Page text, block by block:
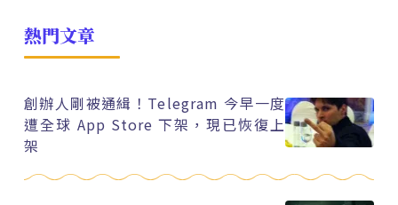
熱門文章
創辦人剛被通緝！Telegram 今早一度
遭全球 App Store 下架，現已恢復上
架